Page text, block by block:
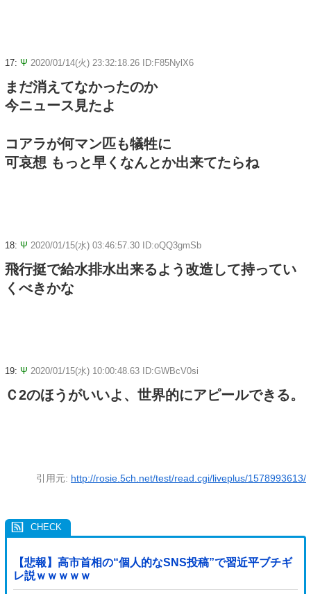
17: Ψ 2020/01/14(火) 23:32:18.26 ID:F85NylX6
まだ消えてなかったのか
今ニュース見たよ
コアラが何マン匹も犠牲に
可哀想 もっと早くなんとか出来てたらね
18: Ψ 2020/01/15(水) 03:46:57.30 ID:oQQ3gmSb
飛行挺で給水排水出来るよう改造して持ってい
くべきかな
19: Ψ 2020/01/15(水) 10:00:48.63 ID:GWBcV0si
Ｃ2のほうがいいよ、世界的にアピールできる。
引用元: http://rosie.5ch.net/test/read.cgi/liveplus/1578993613/
【悲報】高市首相の“個人的なSNS投稿”で習近平ブチギ
レ説ｗｗｗｗｗ